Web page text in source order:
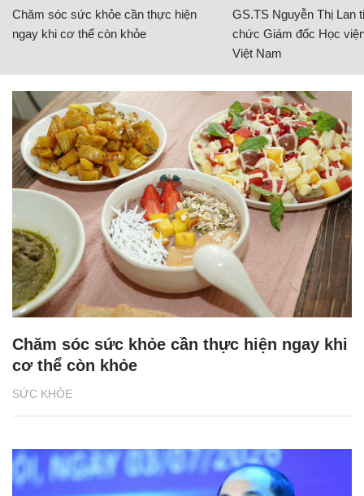
Chăm sóc sức khỏe cần thực hiện
ngay khi cơ thể còn khỏe
GS.TS Nguyễn Thị Lan
chức Giám đốc Học
Việt Nam
SỨC KHỎE
Chăm sóc sức khỏe cần thực hiện ngay khi
cơ thể còn khỏe